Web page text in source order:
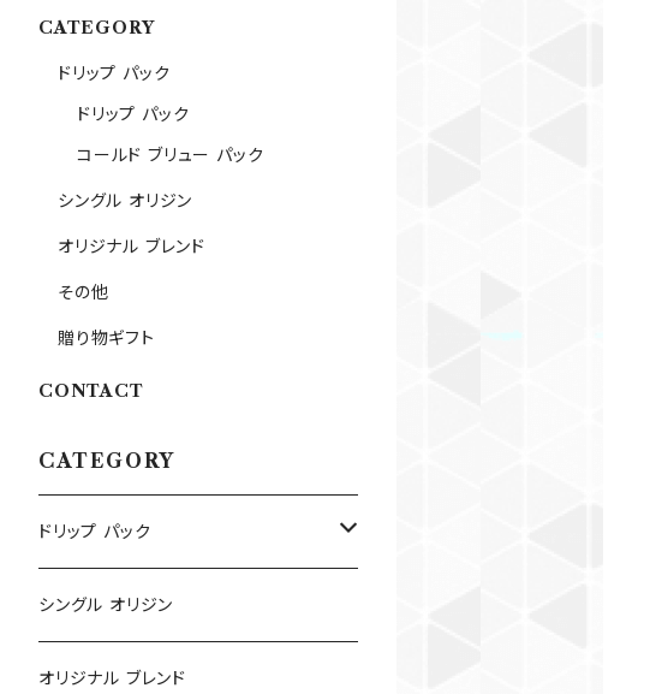
CATEGORY
ドリップ パック
ドリップ パック
コールド ブリュー パック
シングル オリジン
オリジナル ブレンド
その他
贈り物ギフト
CONTACT
CATEGORY
ドリップ パック
ドリップ パック
コールド ブリュー パック
シングル オリジン
オリジナル ブレンド